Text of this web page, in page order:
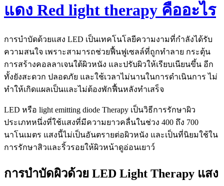
แดง Red light therapy คืออะไร
การบำบัดด้วยแสง LED เป็นเทคโนโลยีความงามที่กำลังได้รับ
ความสนใจ เพราะสามารถช่วยฟื้นฟูเซลล์ที่ถูกทำลาย กระตุ้น
การสร้างคอลลาเจนใต้ผิวหนัง และปรับผิวให้เรียบเนียนขึ้น อีก
ทั้งยังสะดวก ปลอดภัย และใช้เวลาไม่นานในการดำเนินการ ไม่
ทำให้เกิดแผลเป็นและไม่ต้องพักฟื้นหลังทำเสร็จ
LED หรือ light emitting diode Therapy เป็นวิธีการรักษาผิว
ประเภทหนึ่งที่ใช้แสงที่มีความยาวคลื่นในช่วง 400 ถึง 700
นาโนเมตร แสงนี้ไม่เป็นอันตรายต่อผิวหนัง และเป็นที่นิยมใช้ใน
การรักษาสิวและริ้วรอยให้ผิวหน้าดูอ่อนเยาว์
การบำบัดผิวด้วย LED Light Therapy แสง